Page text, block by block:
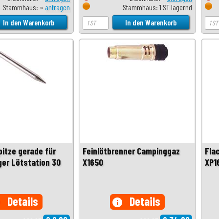
Stammhaus: » anfragen
Stammhaus: 1 ST lagernd
gerade für
Lötstation 30
Details
Feinlötbrenner Campinggaz
X1650
info Details